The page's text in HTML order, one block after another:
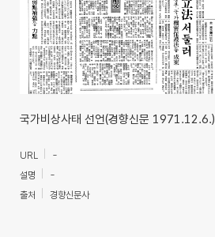
국가비상사태 선언(경향신문 1971.12.6.)
URL
-
설명
-
출처
경향신문사